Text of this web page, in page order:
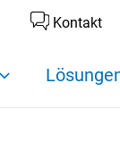
Kontakt